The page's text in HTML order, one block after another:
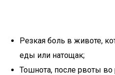
Резкая боль в животе,
еды или натощак;
Тошнота, после рвоты во